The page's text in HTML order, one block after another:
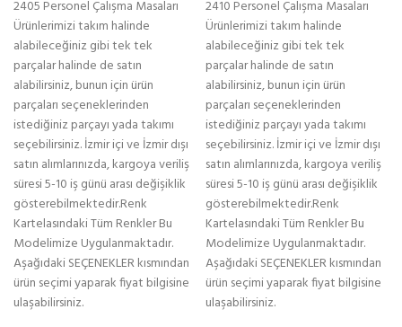
2405 Personel Çalışma Masaları
Ürünlerimizi takım halinde
alabileceğiniz gibi tek tek
parçalar halinde de satın
alabilirsiniz, bunun için ürün
parçaları seçeneklerinden
istediğiniz parçayı yada takımı
seçebilirsiniz. İzmir içi ve İzmir dışı
satın alımlarınızda, kargoya veriliş
süresi 5-10 iş günü arası değişiklik
gösterebilmektedir.Renk
Kartelasındaki Tüm Renkler Bu
Modelimize Uygulanmaktadır.
Aşağıdaki SEÇENEKLER kısmından
ürün seçimi yaparak fiyat bilgisine
ulaşabilirsiniz.
2410 Personel Çalışma Masaları
Ürünlerimizi takım halinde
alabileceğiniz gibi tek tek
parçalar halinde de satın
alabilirsiniz, bunun için ürün
parçaları seçeneklerinden
istediğiniz parçayı yada takımı
seçebilirsiniz. İzmir içi ve İzmir dışı
satın alımlarınızda, kargoya veriliş
süresi 5-10 iş günü arası değişiklik
gösterebilmektedir.Renk
Kartelasındaki Tüm Renkler Bu
Modelimize Uygulanmaktadır.
Aşağıdaki SEÇENEKLER kısmından
ürün seçimi yaparak fiyat bilgisine
ulaşabilirsiniz.